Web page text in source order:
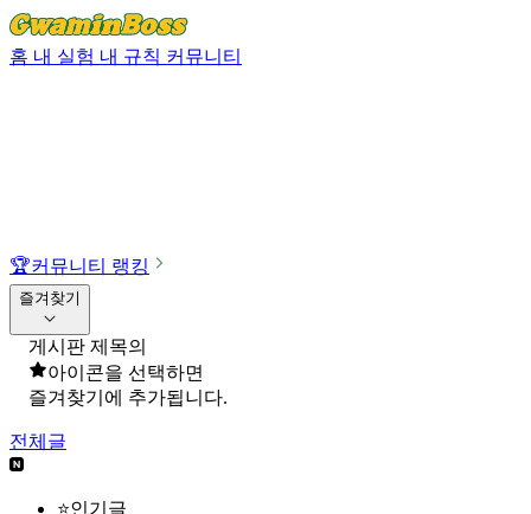
홈 내 실험 내 규칙 커뮤니티
🏆커뮤니티 랭킹
즐겨찾기
게시판 제목의
아이콘을 선택하면
즐겨찾기에 추가됩니다.
전체글
⭐인기글